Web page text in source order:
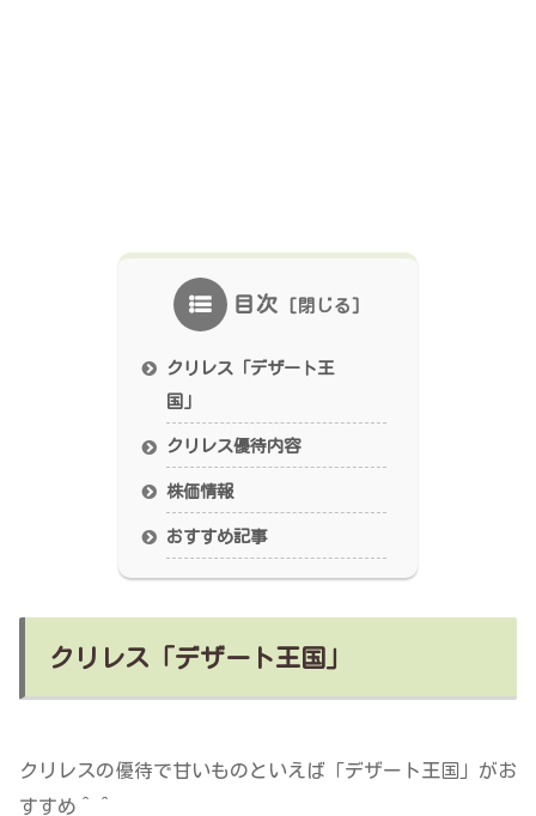
目次
クリレス「デザート王
国」
クリレス優待内容
株価情報
おすすめ記事
クリレス「デザート王国」
クリレスの優待で甘いものといえば「デザート王国」がお
すすめ＾＾